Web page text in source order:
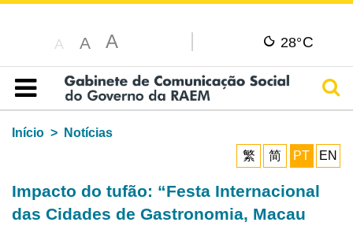
A A A 28°C
Índice
Início
Notícias
繁
简 PT EN
Impacto do tufão: “Festa Internacional
das Cidades de Gastronomia, Macau